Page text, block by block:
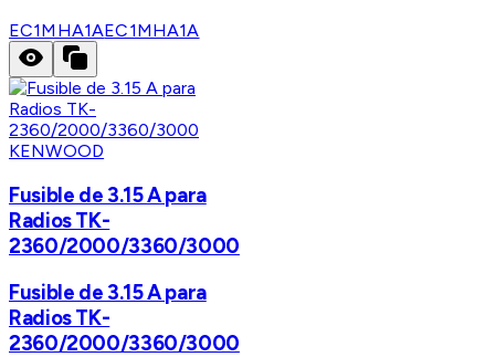
EC1MHA1AEC1MHA1A
KENWOOD
Fusible de 3.15 A para
Radios TK-
2360/2000/3360/3000
Fusible de 3.15 A para
Radios TK-
2360/2000/3360/3000